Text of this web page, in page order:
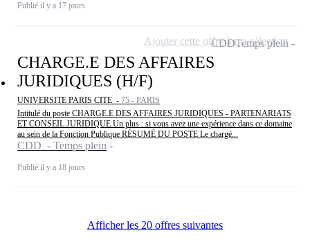
Publié il y a 17 jours
CHARGE.E DES AFFAIRES
JURIDIQUES (H/F)
UNIVERSITE PARIS CITE - 75 - PARIS
Intitulé du poste CHARGE.E DES AFFAIRES JURIDIQUES - PARTENARIATS
ET CONSEIL JURIDIQUE Un plus : si vous avez une expérience dans ce domaine
au sein de la Fonction Publique RÉSUMÉ DU POSTE Le chargé...
CDD - Temps plein
Publié il y a 18 jours
CDDTemps plein
Ajouter cette offre à ma sélection
Afficher les 20 offres suivantes